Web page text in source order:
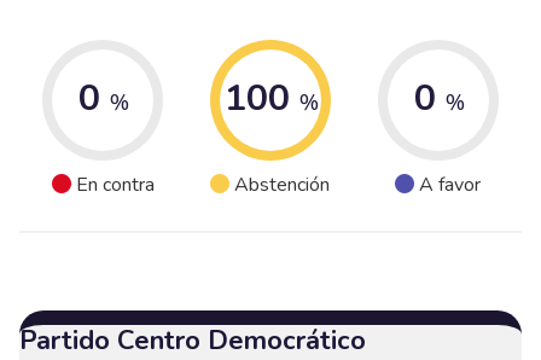
0 %
En contra
100 %
Abstención
0 %
A favor
Partido Centro Democrático